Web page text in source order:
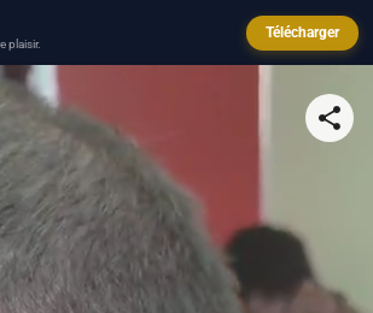
plaisir.
Télécharger